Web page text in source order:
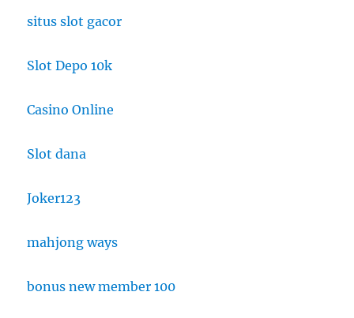
situs slot gacor
Slot Depo 10k
Casino Online
Slot dana
Joker123
mahjong ways
bonus new member 100